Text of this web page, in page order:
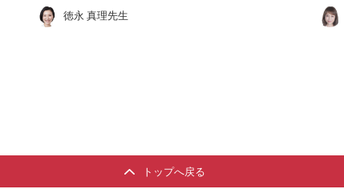
徳永 真理先生
トップへ戻る